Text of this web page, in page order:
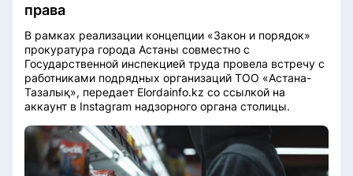
права
В рамках реализации концепции «Закон и порядок»
прокуратура города Астаны совместно с
Государственной инспекцией труда провела встречу с
работниками подрядных организаций ТОО «Астана-
Тазалық», передает Elordainfo.kz со ссылкой на
аккаунт в Instagram надзорного органа столицы.